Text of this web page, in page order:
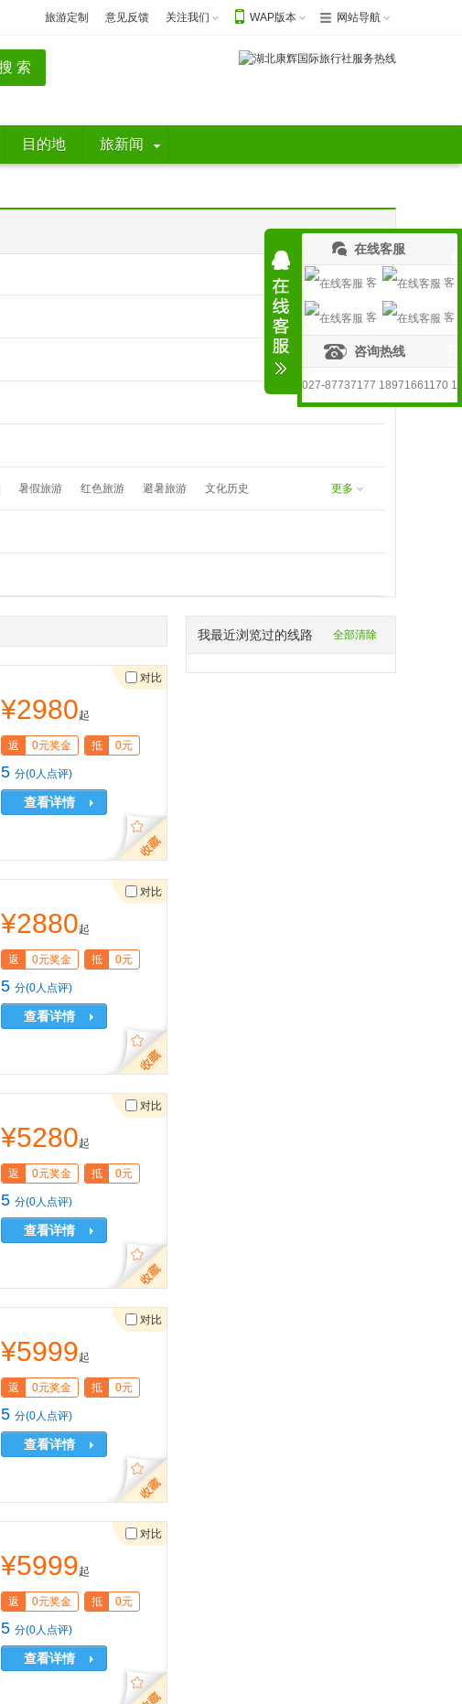
旅游定制 意见反馈 关注我们 WAP版本 网站导航
目的地 旅新闻
暑假旅游 红色旅游 避暑旅游 文化历史 更多
¥2980起
返 0元奖金 抵 0元
5 分(0人点评)
查看详情
对比
¥2880起
返 0元奖金 抵 0元
5 分(0人点评)
查看详情
对比
¥5280起
返 0元奖金 抵 0元
5 分(0人点评)
查看详情
对比
¥5999起
返 0元奖金 抵 0元
5 分(0人点评)
查看详情
对比
¥5999起
返 0元奖金 抵 0元
5 分(0人点评)
查看详情
对比
全部清除
我最近浏览过的线路
在线客服
客
服1
客
服2
客
服3
客
咨询热线
027-87737177 18971661170 1